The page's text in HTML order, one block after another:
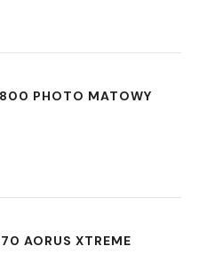
PHOTO MATOWY
AORUS XTREME